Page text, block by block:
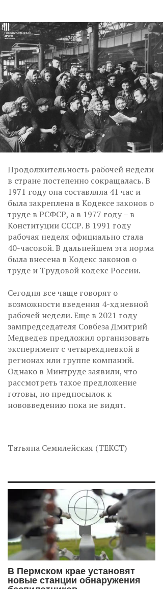
Продолжительность рабочей недели
в стране постепенно сокращалась. В
1971 году она составляла 41 час и
была закреплена в Кодексе законов о
труде в РСФСР, а в 1977 году – в
Конституции СССР. В 1991 году
рабочая неделя официально стала
40-часовой. В дальнейшем эта норма
была внесена в Кодекс законов о
труде и Трудовой кодекс России.
Сегодня все чаще говорят о
возможности введения 4-хдневной
рабочей недели. Еще в 2021 году
зампредседателя Совбеза Дмитрий
Медведев предложил организовать
эксперимент с четырехдневкой в
регионах или группе компаний.
Однако в Минтруде заявили, что
рассмотреть такое предложение
готовы, но предпосылок к
нововведению пока не видят.
Татьяна Семилейская (ТЕКСТ)
В Пермском крае установят
новые станции обнаружения